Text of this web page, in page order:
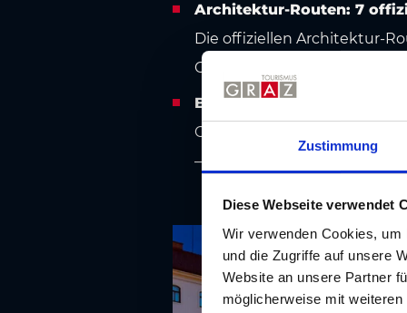
Zustimmung
Diese Webseite verwendet
Wir verwenden Cookies,
und die Zugriffe auf unsere
Website an unsere Partner
möglicherweise mit
Architektur-Routen: 7
Die offiziellen Architektur-
Geidorf, Jakomini und St.
Beste Reisezeit für
Ob Frühlingsspaziergang
– Graz bietet das ganze